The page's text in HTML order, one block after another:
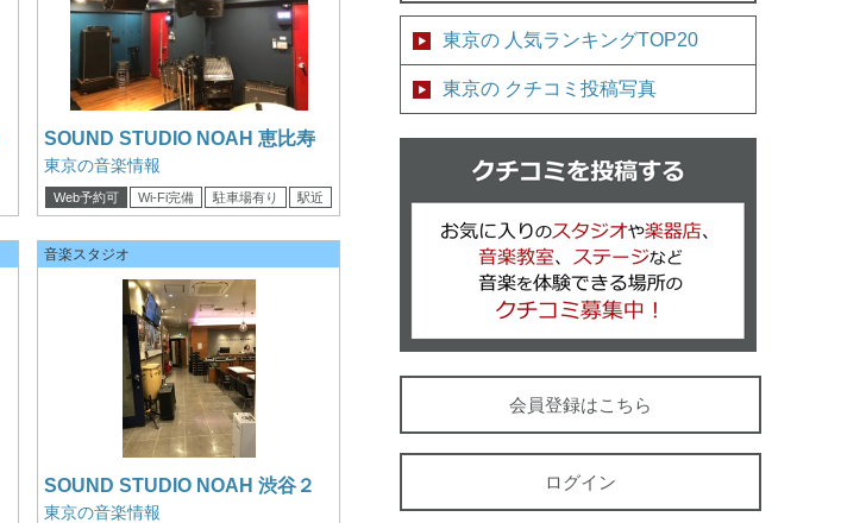
SOUND STUDIO NOAH 恵比寿
A3st
東京の音楽情報
Web予約可 Wi-Fi完備 駐車場有り 駅近
音楽スタジオ
SOUND STUDIO NOAH 渋谷２
ロビー
東京の音楽情報
東京の 人気ランキングTOP20
東京の クチコミ投稿写真
会員登録はこちら
ログイン